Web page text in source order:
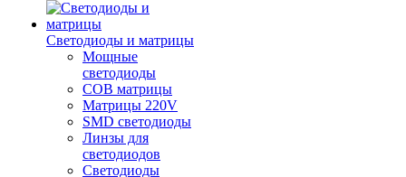
Светодиоды и матрицы
Мощные
светодиоды
COB матрицы
Матрицы 220V
SMD светодиоды
Линзы для
светодиодов
Светодиоды